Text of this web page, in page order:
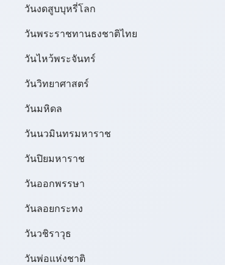
วันงดสูบบุหรี่โลก
วันพระราชทานธงชาติไทย
วันไหว้พระจันทร์​
วันวิทยาศาสตร์
วันมหิดล
วันนวมินทรมหาราช
วันปิยมหาราช
วันออกพรรษา
วันลอยกระทง
วันวชิราวุธ
วันพ่อแห่งชาติ